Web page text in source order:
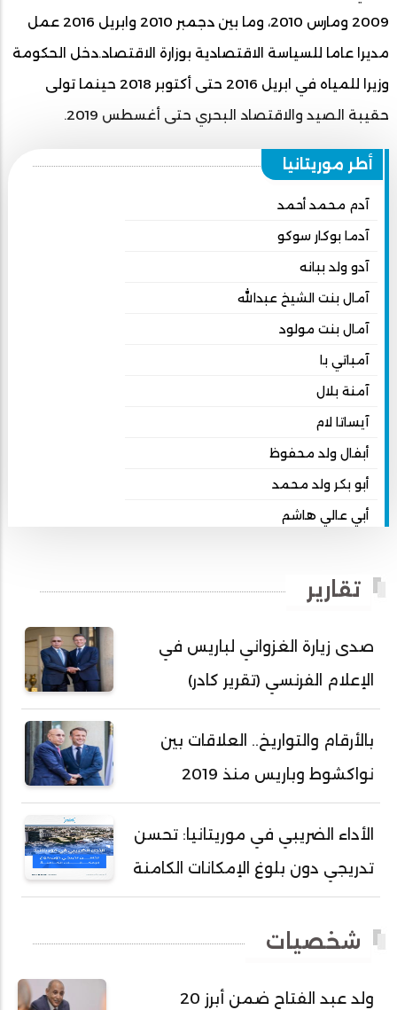
2009 ومارس 2010، وما بين دجمبر 2010 وابريل 2016 عمل
مديرا عاما للسياسة الاقتصادية بوزارة الاقتصاد.دخل الحكومة
وزيرا للمياه في ابريل 2016 حتى أكتوبر 2018 حينما تولى
حقيبة الصيد والاقتصاد البحري حتى أغسطس 2019.
أطر موريتانيا
آدم محمد أحمد
آدما بوكار سوكو
آدو ولد ببانه
آمال بنت الشيخ عبدالله
آمال بنت مولود
آمباتي با
آمنة بلال
آيساتا لام
أبفال ولد محفوظ
أبو بكر ولد محمد
أبي عالي هاشم
أحمد بداه
أحمد دداهي مختار
أحمد زيدان ولد محمد محمود
أحمد سالم بكار
أحمد سالم ولد بده
أحمد سالم ولد بكار
أحمد سيد أحمد أج
أحمد طالب ولد محمد
أحمد عبد الله أحمد مسكه
تقارير
صدى زيارة الغزواني لباريس في
الإعلام الفرنسي (تقرير كادر)
بالأرقام والتواريخ.. العلاقات بين
نواكشوط وباريس منذ 2019
الأداء الضريبي في موريتانيا: تحسن
تدريجي دون بلوغ الإمكانات الكامنة
شخصيات
ولد عبد الفتاح ضمن أبرز 20